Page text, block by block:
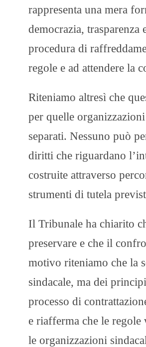
rappresenta una mera
democrazia,
procedura di
regole e ad attendere la
Riteniamo altresì che
per quelle
separati. Nessuno può
diritti che riguardano
costruite attraverso
strumenti di tutela
Il Tribunale ha chiarito
preservare e che il
motivo riteniamo che la
sindacale, ma dei
processo di
e riafferma che le
le organizzazioni